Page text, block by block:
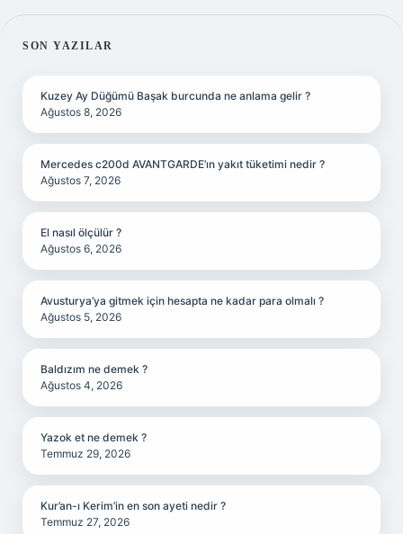
SIDEBAR
SON YAZILAR
Kuzey Ay Düğümü Başak burcunda ne anlama gelir ?
Ağustos 8, 2026
Mercedes c200d AVANTGARDE’ın yakıt tüketimi nedir ?
Ağustos 7, 2026
El nasıl ölçülür ?
Ağustos 6, 2026
Avusturya’ya gitmek için hesapta ne kadar para olmalı ?
Ağustos 5, 2026
Baldızım ne demek ?
Ağustos 4, 2026
Yazok et ne demek ?
Temmuz 29, 2026
Kur’an-ı Kerim’in en son ayeti nedir ?
Temmuz 27, 2026